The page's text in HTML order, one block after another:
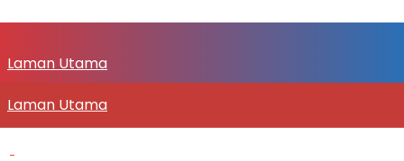
Laman Utama
Laman Utama
SENITV.COM